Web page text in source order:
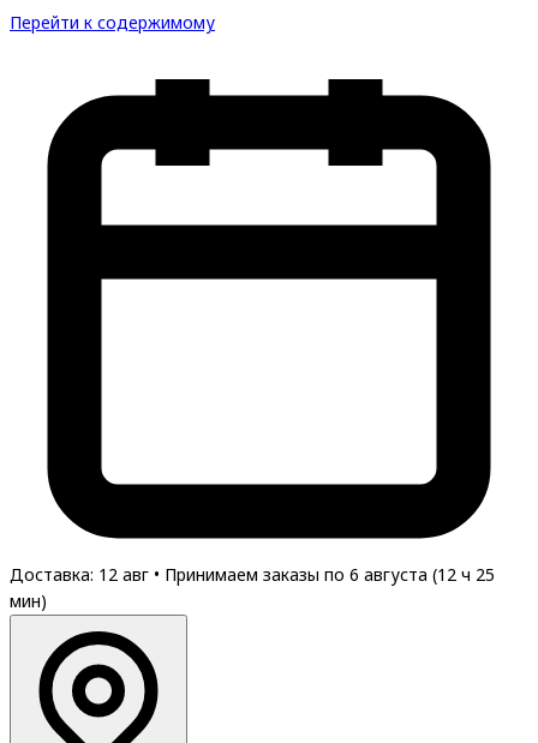
Перейти к содержимому
Доставка: 12 авг • Принимаем заказы по 6 августа (12 ч 25
мин)